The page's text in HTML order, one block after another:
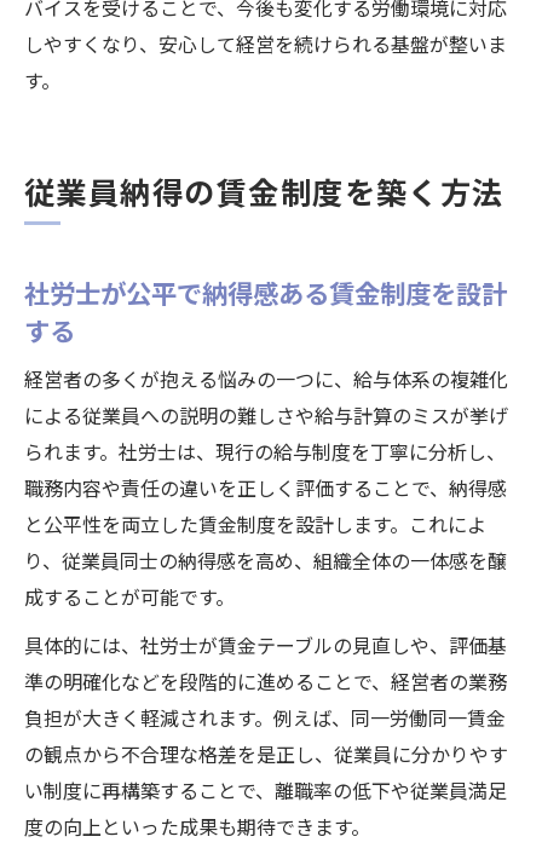
バイスを受けることで、今後も変化する労働環境に対応
しやすくなり、安心して経営を続けられる基盤が整いま
す。
従業員納得の賃金制度を築く方法
社労士が公平で納得感ある賃金制度を設計
する
経営者の多くが抱える悩みの一つに、給与体系の複雑化
による従業員への説明の難しさや給与計算のミスが挙げ
られます。社労士は、現行の給与制度を丁寧に分析し、
職務内容や責任の違いを正しく評価することで、納得感
と公平性を両立した賃金制度を設計します。これによ
り、従業員同士の納得感を高め、組織全体の一体感を醸
成することが可能です。
具体的には、社労士が賃金テーブルの見直しや、評価基
準の明確化などを段階的に進めることで、経営者の業務
負担が大きく軽減されます。例えば、同一労働同一賃金
の観点から不合理な格差を是正し、従業員に分かりやす
い制度に再構築することで、離職率の低下や従業員満足
度の向上といった成果も期待できます。